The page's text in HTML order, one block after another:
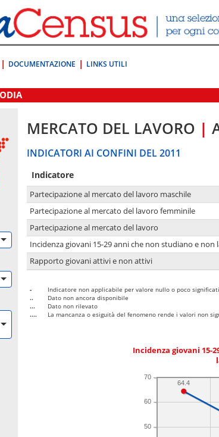
DOCUMENTAZIONE LINKS UTILI
MERCATO DEL LAVORO |
INDICATORI AI CONFINI DEL 2011
Indicatore
Partecipazione al mercato del lavoro maschile
Partecipazione al mercato del lavoro femminile
Partecipazione al mercato del lavoro
Incidenza giovani 15-29 anni che non studiano e non
Rapporto giovani attivi e non attivi
-
Indicatore non applicabile per valore nullo o poco
..
Dato non ancora disponibile
...
Dato non rilevato
....
La mancanza o esiguità del fenomeno rende i valori non
Incidenza giovani 15-
50
60
70
64.4